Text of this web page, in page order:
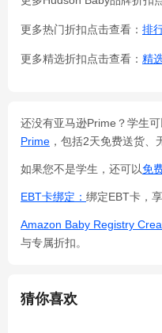
更多热门折扣点击查看： 排
更多精选折扣点击查看： 精
还没有亚马逊Prime？学生可
Prime ，包括2天免费送货、
如果您不是学生，还可以免
EBT卡绑定： 绑定EBT卡，
Amazon Baby Registry
与专属折扣。
猜你喜欢